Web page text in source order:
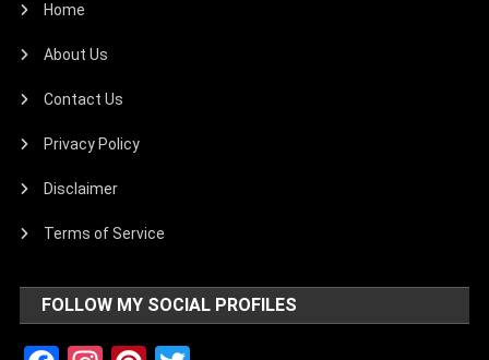
Home
About Us
Contact Us
Privacy Policy
Disclaimer
Terms of Service
FOLLOW MY SOCIAL PROFILES